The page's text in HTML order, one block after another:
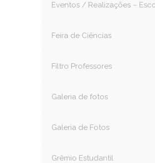
Eventos / Realizações –
Feira de Ciências
Filtro Professores
Galeria de fotos
Galeria de Fotos
Grêmio Estudantil